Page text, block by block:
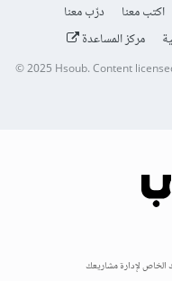
اكتب معنا
درّب معنا
مركز المساعدة
© 2025Hsoub.Content